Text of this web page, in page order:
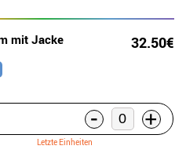
mit Jacke 32.50€
- +
Letzte Einheiten